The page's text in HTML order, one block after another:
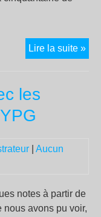
Lire la suite »En
les
Aucun
notes à partir de
nous avons pu voir,